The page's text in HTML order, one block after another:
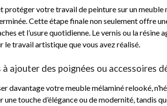
protéger votre travail de peinture sur un meuble
Cette étape finale non seulement offre
et l’usure quotidienne. Le vernis ou la
le travail artistique que vous avez réalisé.
à ajouter des poignées ou accessoires
davantage votre meuble mélaminé relooké,
touche d’élégance ou de modernité, tandis